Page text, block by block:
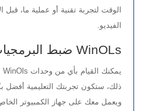
الوقت لتجربة تقنية أو عملية ما، قبل
الفيديو.
WinOLs ضبط البرمجيات
ذلك، ستكون تجربتك التعليمية أفضل
ويعمل معك على جهاز الكمبيوتر